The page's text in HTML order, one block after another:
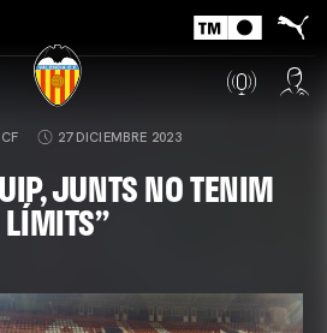
27 DICIEMBRE 2023
JUNTS NO TENIM
LÍMITS”